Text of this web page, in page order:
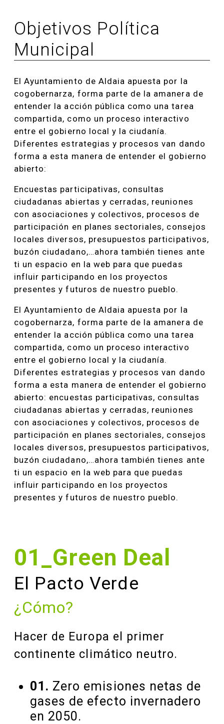
Objetivos Política
Municipal
El Ayuntamiento de Aldaia apuesta por la
cogobernarza, forma parte de la amanera de
entender la acción pública como una tarea
compartida, como un proceso interactivo
entre el gobierno local y la ciudanía.
Diferentes estrategias y procesos van dando
forma a esta manera de entender el gobierno
abierto:
Encuestas participativas, consultas
ciudadanas abiertas y cerradas, reuniones
con asociaciones y colectivos, procesos de
participación en planes sectoriales, consejos
locales diversos, presupuestos participativos,
buzón ciudadano,…ahora también tienes ante
ti un espacio en la web para que puedas
influir participando en los proyectos
presentes y futuros de nuestro pueblo.
El Ayuntamiento de Aldaia apuesta por la
cogobernarza, forma parte de la amanera de
entender la acción pública como una tarea
compartida, como un proceso interactivo
entre el gobierno local y la ciudanía.
Diferentes estrategias y procesos van dando
forma a esta manera de entender el gobierno
abierto: encuestas participativas, consultas
ciudadanas abiertas y cerradas, reuniones
con asociaciones y colectivos, procesos de
participación en planes sectoriales, consejos
locales diversos, presupuestos participativos,
buzón ciudadano,…ahora también tienes ante
ti un espacio en la web para que puedas
influir participando en los proyectos
presentes y futuros de nuestro pueblo.
01_Green Deal
El Pacto Verde
¿Cómo?
Hacer de Europa el primer
continente climático neutro.
01. Zero emisiones netas de
gases de efecto invernadero
en 2050.